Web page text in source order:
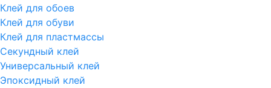
Клей для обоев
Клей для обуви
Клей для пластмассы
Секундный клей
Универсальный клей
Эпоксидный клей